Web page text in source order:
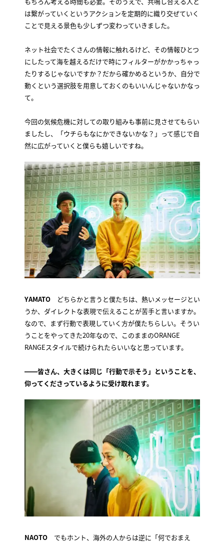
は繋がっていくというアクションを定期的に織り交ぜていく
ことで見える景色も少しずつ変わっていきました。
ネット社会でたくさんの情報に触れるけど、その情報ひとつ
にしたって海を越えるだけで時にフィルターがかかっちゃっ
たりするじゃないですか？だから確かめるというか、自分で
動くという選択肢を用意しておくのもいいんじゃないかなっ
て。
今回の気候危機に対しての取り組みも事前に見させてもらい
ましたし、「ウチらもなにかできないかな？」って感じで自
然に広がっていくと僕らも嬉しいですね。
YAMATOどちらかと言うと僕たちは、熱いメッセージとい
うか、ダイレクトな表現で伝えることが苦手と言いますか。
なので、まず行動で表現していく方が僕たちらしい。そうい
うことをやってきた20年なので、このままのORANGE
RANGEスタイルで続けられたらいいなと思っています。
――皆さん、大きくは同じ「行動で示そう」ということを、
仰ってくださっているように受け取れます。
NAOTOでもホント、海外の人からは逆に「何でおまえ